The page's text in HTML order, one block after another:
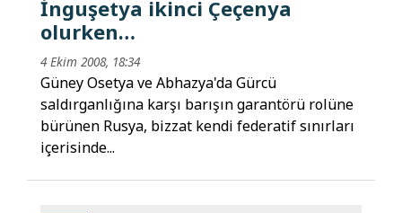
İnguşetya ikinci Çeçenya
olurken…
4 Ekim 2008, 18:34
Güney Osetya ve Abhazya'da Gürcü
saldırganlığına karşı barışın garantörü rolüne
bürünen Rusya, bizzat kendi federatif sınırları
içerisinde...